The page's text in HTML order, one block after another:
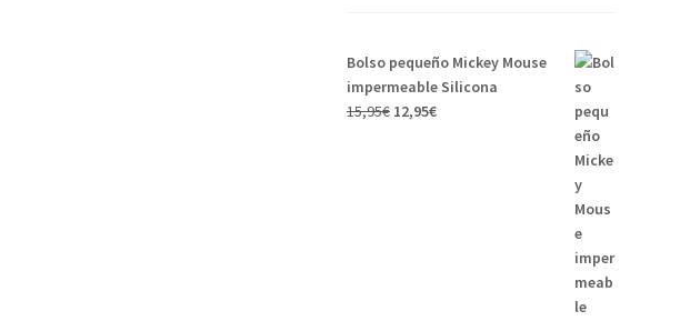
Bolso pequeño Mickey Mouse
impermeable Silicona
15,95€ 12,95€